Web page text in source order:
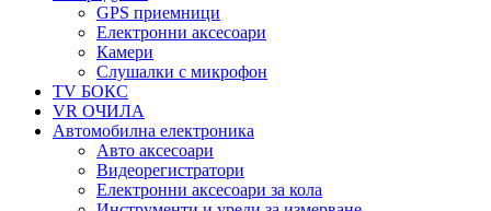
GPS приемници
Електронни аксесоари
Камери
Слушалки с микрофон
TV БОКС
VR ОЧИЛА
Автомобилна електроника
Авто аксесоари
Видеорегистратори
Електронни аксесоари за кола